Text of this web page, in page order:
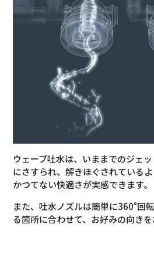
ウェーブ吐水は、いままでのジェ
にさすられ、解きほぐされているよ
かつてない快適さが実感できます。
また、吐水ノズルは簡単に360°回
る箇所に合わせて、お好みの向きを